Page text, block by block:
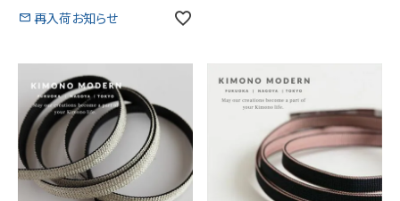
再入荷お知らせ